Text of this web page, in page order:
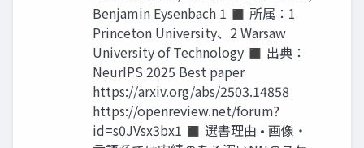
Benjamin Eysenbach 1 ◼ 所属：1
Princeton University、2 Warsaw
University of Technology ◼ 出典：
NeurIPS 2025 Best paper
https://arxiv.org/abs/2503.14858
https://openreview.net/forum?
id=s0JVsx3bx1 ◼ 選書理由 • 画像・